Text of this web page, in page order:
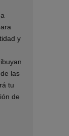
y
las
tu
de